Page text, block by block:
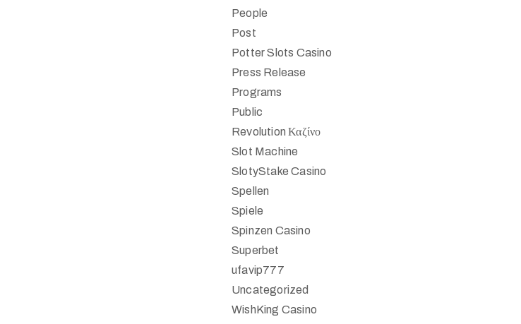
People
Post
Potter Slots Casino
Press Release
Programs
Public
Revolution Καζίνο
Slot Machine
SlotyStake Casino
Spellen
Spiele
Spinzen Casino
Superbet
ufavip777
Uncategorized
WishKing Casino